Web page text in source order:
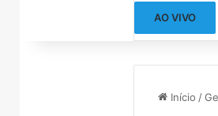
AO VIVO
Início /